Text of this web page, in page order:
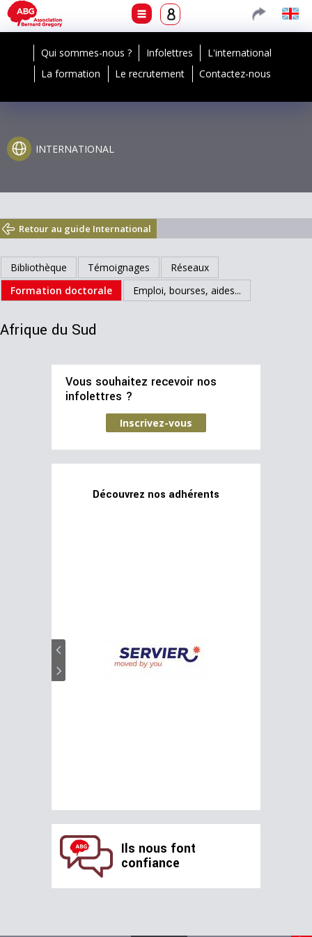
Qui sommes-nous ? Infolettres
L'international
La formation
Le recrutement Contactez-nous
INTERNATIONAL
Retour au guide International
Bibliothèque Témoignages
Réseaux
Formation doctorale
Emploi, bourses, aides...
Afrique du Sud
Vous souhaitez recevoir nos
infolettres ?
Inscrivez-vous
Découvrez nos adhérents
Ils nous font
confiance